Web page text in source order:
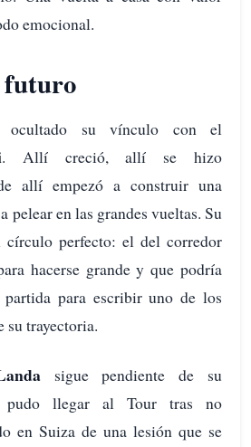
emocional.
ocultado su vínculo con el
. Allí creció, allí se hizo
allí empezó a construir una
pelear en las grandes vueltas. Su
círculo perfecto: el del corredor
hacerse grande y que podría
para escribir uno de los
trayectoria.
sigue pendiente de su
pudo llegar al Tour tras no
en Suiza de una lesión que se